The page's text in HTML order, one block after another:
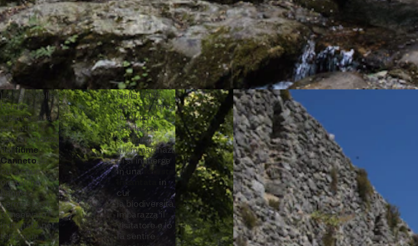
La Valle delle
Ferriere è
attraversata
per tutta la
sua lunghezza
dalfiume
Canneto, le
cui acque
cristalline
hanno
permesso di
conservare
immutato nel
tempo un
Nella Valle
delle Ferriere
lo stupore
non lascia
scampo
all’immaginazione:
ci si immerge
in unaforesta
in
cui
la biodiversità
imbarazza il
visitatore e lo
fa sentire